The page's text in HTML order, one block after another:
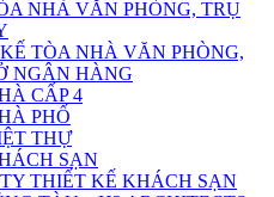
NHÀ VĂN PHÒNG, TRỤ
TÒA NHÀ VĂN PHÒNG,
NGÂN HÀNG
CẤP 4
PHỐ
THỰ
SẠN
THIẾT KẾ KHÁCH SẠN